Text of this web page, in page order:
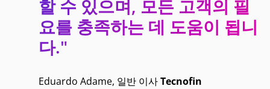
할 수 있으며, 모든 고객의 필
요를 충족하는 데 도움이 됩니
다."
Eduardo Adame, 일반 이사Tecnofin